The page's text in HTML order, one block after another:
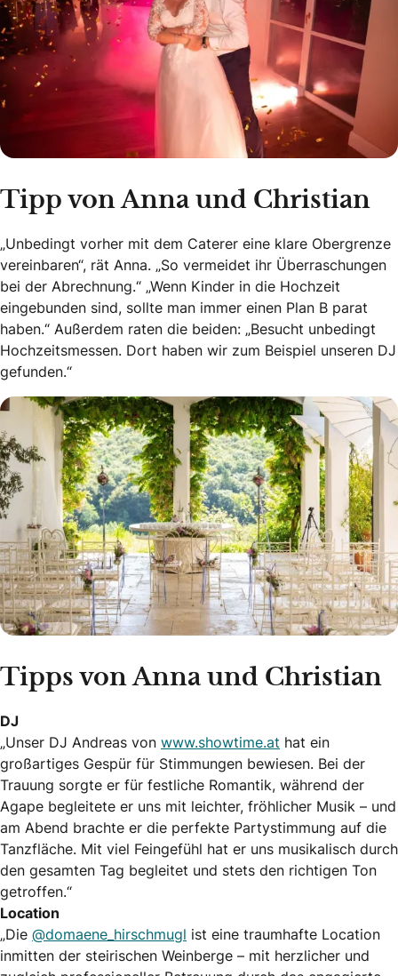
Tipp von Anna und Christian
„Unbedingt vorher mit dem Caterer eine klare Obergrenze
vereinbaren“, rät Anna. „So vermeidet ihr Überraschungen
bei der Abrechnung.“ „Wenn Kinder in die Hochzeit
eingebunden sind, sollte man immer einen Plan B parat
haben.“ Außerdem raten die beiden: „Besucht unbedingt
Hochzeitsmessen. Dort haben wir zum Beispiel unseren DJ
gefunden.“
Tipps von Anna und Christian
DJ
„Unser DJ Andreas von www.showtime.at hat ein
großartiges Gespür für Stimmungen bewiesen. Bei der
Trauung sorgte er für festliche Romantik, während der
Agape begleitete er uns mit leichter, fröhlicher Musik – und
am Abend brachte er die perfekte Partystimmung auf die
Tanzfläche. Mit viel Feingefühl hat er uns musikalisch durch
den gesamten Tag begleitet und stets den richtigen Ton
getroffen.“
Location
„Die @domaene_hirschmugl ist eine traumhafte Location
inmitten der steirischen Weinberge – mit herzlicher und